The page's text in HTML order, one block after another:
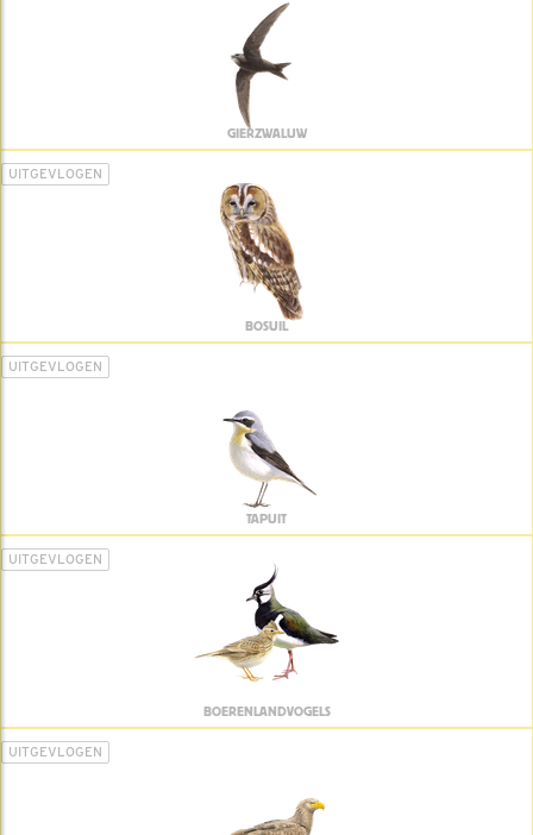
GIERZWALUW
UITGEVLOGEN
BOSUIL
UITGEVLOGEN
TAPUIT
UITGEVLOGEN
BOERENLANDVOGELS
UITGEVLOGEN